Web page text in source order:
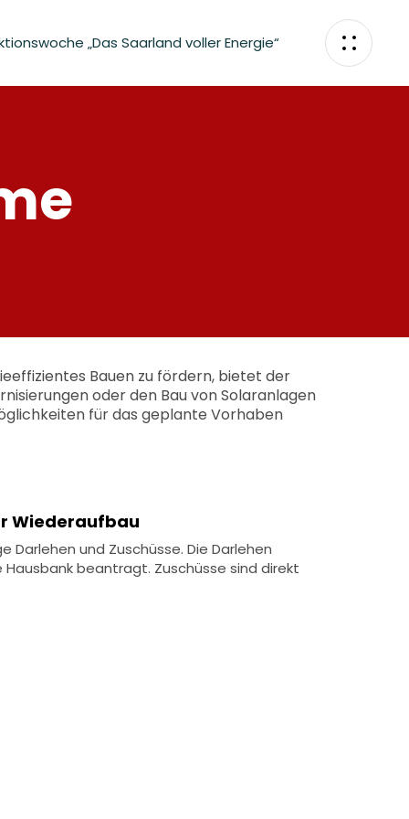
„Das Saarland voller Energie“
Bauen zu fördern, bietet der
oder den Bau von Solaranlagen
für das geplante Vorhaben
Wiederaufbau
Darlehen und Zuschüsse. Die Darlehen
beantragt. Zuschüsse sind direkt